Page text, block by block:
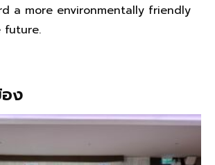
a more environmentally friendly
future.
ง